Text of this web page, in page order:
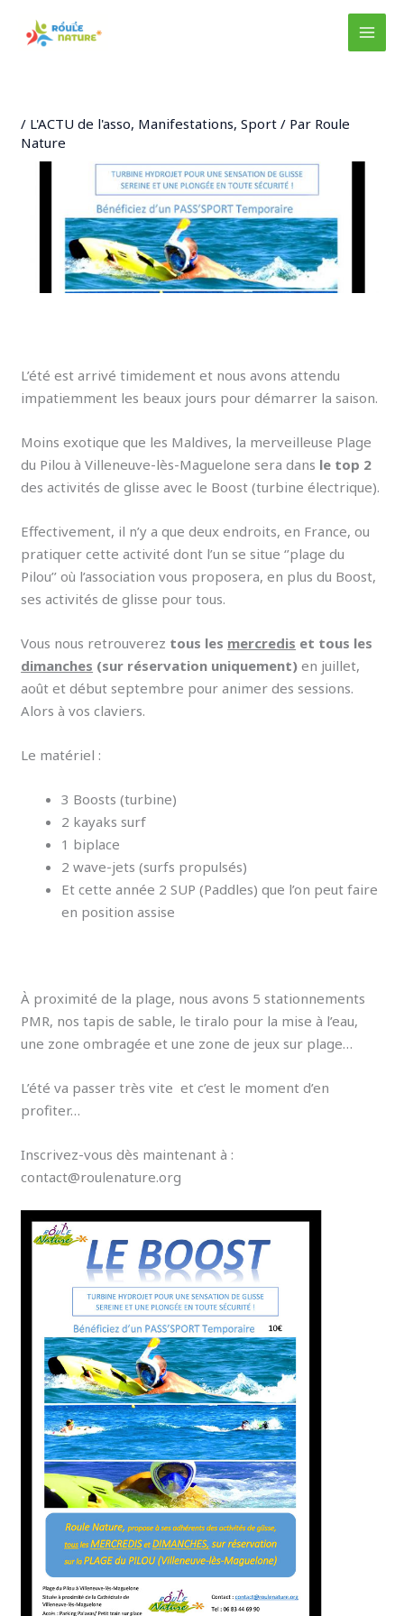
/ L'ACTU de l'asso, Manifestations,Sport / Par Roule
Nature
L’été est arrivé timidement et nous avons attendu
impatiemment les beaux jours pour démarrer la saison.
Moins exotique que les Maldives, la merveilleuse Plage
du Pilou à Villeneuve-lès-Maguelone sera dans le top 2
des activités de glisse avec le Boost (turbine électrique).
Effectivement, il n’y a que deux endroits, en France, ou
pratiquer cette activité dont l’un se situe ‘’plage du
Pilou’’ où l’association vous proposera, en plus du Boost,
ses activités de glisse pour tous.
Vous nous retrouverez tous les mercredis et tous les
dimanches (sur réservation uniquement)en juillet,
août et début septembre pour animer des sessions.
Alors à vos claviers.
Le matériel :
3 Boosts (turbine)
2 kayaks surf
1 biplace
2 wave-jets (surfs propulsés)
Et cette année 2 SUP (Paddles) que l’on peut faire
en position assise
À proximité de la plage, nous avons 5 stationnements
PMR, nos tapis de sable, le tiralo pour la mise à l’eau,
une zone ombragée et une zone de jeux sur plage…
L’été va passer très vite et c’est le moment d’en
profiter…
Inscrivez-vous dès maintenant à :
contact@roulenature.org